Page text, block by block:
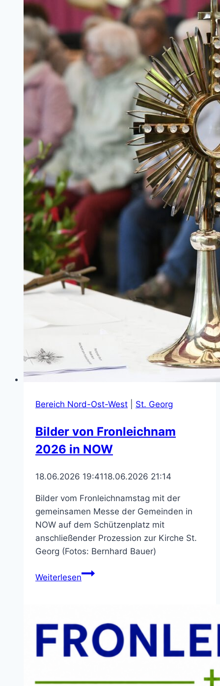
Bereich Nord-Ost-West St. Georg
Bilder von Fronleichnam
2026 in NOW
18.06.2026 19:4118.06.2026 21:14
Bilder vom Fronleichnamstag mit der
gemeinsamen Messe der Gemeinden in
NOW auf dem Schützenplatz mit
anschließender Prozession zur Kirche St.
Georg (Fotos: Bernhard Bauer)
WeiterlesenBilder
in
NOW